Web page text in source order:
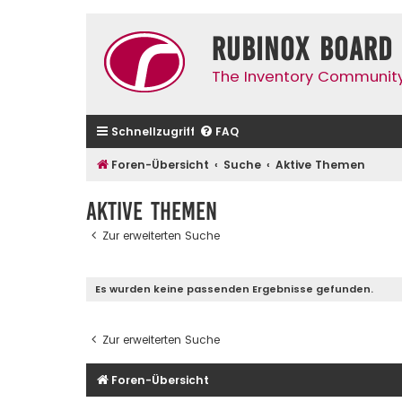
Rubinox Board
The Inventory
Schnellzugriff FAQ
Foren-Übersicht Suche Aktive Themen
Aktive Themen
Zur erweiterten Suche
Es wurden keine passenden Ergebnisse gefunden.
Zur erweiterten Suche
Foren-Übersicht